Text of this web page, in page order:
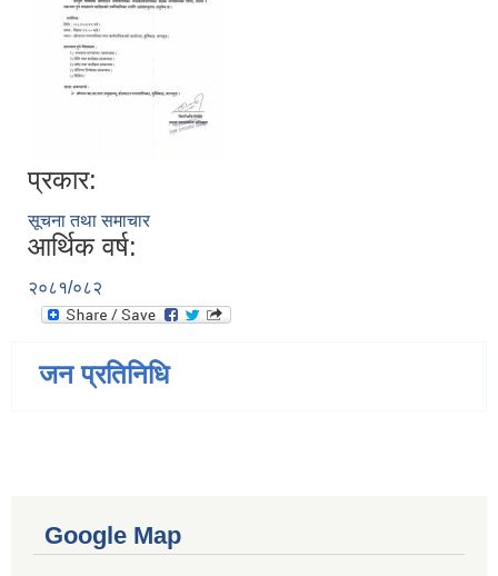
प्रकार:
सूचना तथा समाचार
आर्थिक वर्ष:
२०८१/०८२
जन प्रतिनिधि
Google Map